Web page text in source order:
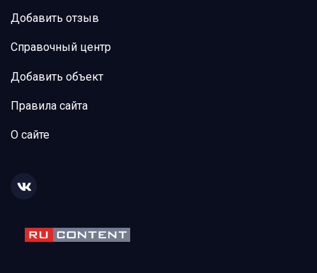
Добавить отзыв
Справочный центр
Добавить объект
Правила сайта
О сайте